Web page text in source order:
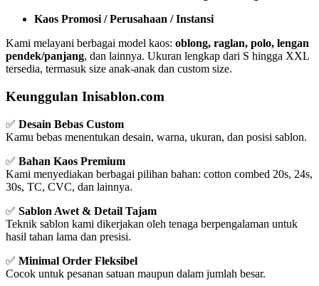
Kaos Promosi / Perusahaan / Instansi
Kami melayani berbagai model kaos: oblong, raglan, polo, lengan
pendek/panjang, dan lainnya. Ukuran lengkap dari S hingga XXL
tersedia, termasuk size anak-anak dan custom size.
Keunggulan Inisablon.com
✅ Desain Bebas Custom
Kamu bebas menentukan desain, warna, ukuran, dan posisi sablon.
✅ Bahan Kaos Premium
Kami menyediakan berbagai pilihan bahan: cotton combed 20s, 24s,
30s, TC, CVC, dan lainnya.
✅ Sablon Awet & Detail Tajam
Teknik sablon kami dikerjakan oleh tenaga berpengalaman untuk
hasil tahan lama dan presisi.
✅ Minimal Order Fleksibel
Cocok untuk pesanan satuan maupun dalam jumlah besar.